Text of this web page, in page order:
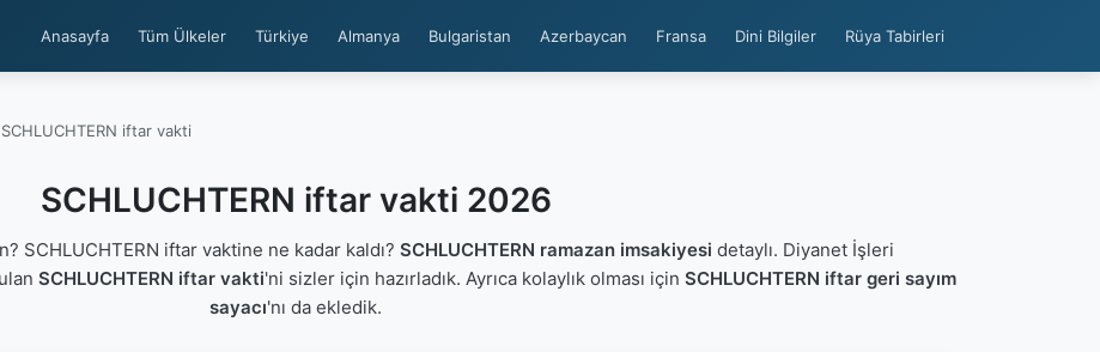
Anasayfa Tüm Ülkeler Türkiye Almanya Bulgaristan Azerbaycan Fransa Dini Bilgiler Rüya Tabirleri
SCHLUCHTERN iftar vakti
SCHLUCHTERN iftar vakti 2026
SCHLUCHTERN iftar vaktine ne kadar kaldı? SCHLUCHTERN ramazan imsakiyesi detaylı. Diyanet İşleri
SCHLUCHTERN iftar vakti'ni sizler için hazırladık. Ayrıca kolaylık olması için SCHLUCHTERN iftar geri sayım
sayacı'nı da ekledik.